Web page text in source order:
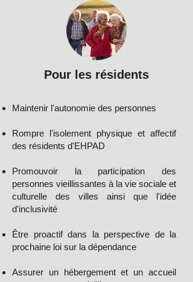
Pour les résidents
Maintenir l'autonomie des personnes
Rompre l'isolement physique et affectif
des résidents d'EHPAD
Promouvoir la participation des
personnes vieillissantes à la vie sociale et
culturelle des villes ainsi que l'idée
d'inclusivité
Être proactif dans la perspective de la
prochaine loi sur la dépendance
Assurer un hébergement et un accueil